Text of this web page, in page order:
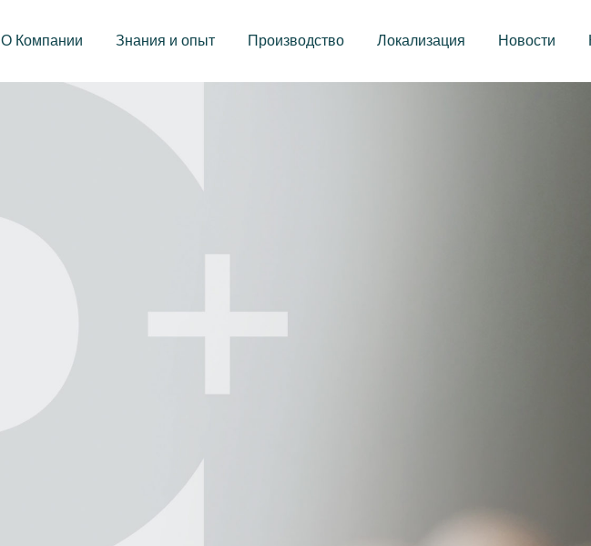
О Компании Знания и опыт Производство Локализация Новости